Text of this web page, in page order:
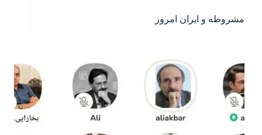
مشروطه و ایران امروز